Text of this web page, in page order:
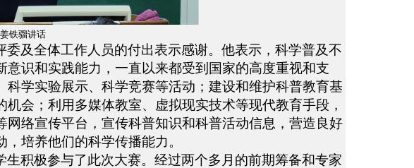
姜铁骝讲话
及全体工作人员的付出表示感谢。他表示，科学普及不
识和实践能力，一直以来都受到国家的高度重视和支
学实验展示、科学竞赛等活动；建设和维护科普教育基
会；利用多媒体教室、虚拟现实技术等现代教育手段，
络宣传平台，宣传科普知识和科普活动信息，营造良好
培养他们的科学传播能力。
积极参与了此次大赛。经过两个多月的前期筹备和专家